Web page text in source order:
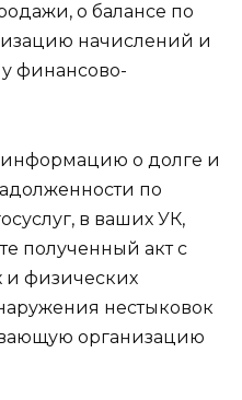
о балансе по
начислений и
финансово-
о долге и
по
в ваших УК,
полученный акт с
и физических
нестыковок
организацию